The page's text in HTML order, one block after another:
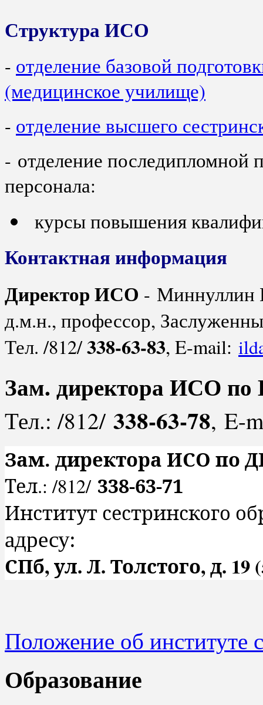
Структура ИСО
- отделение базовой
(медицинское училище)
- отделение высшего
- отделение последипломной
персонала:
курсы повышения
Контактная информация
Директор ИСО - Миннуллин
д.м.н., профессор,
Тел. /812/338-63-83, E-mail:
Зам. директора ИСО
Тел.: /812/ 338-63-78, E-
Зам. директора ИСО по
Тел.: /812/ 338-63-71
Институт сестринского
адресу:
СПб, ул. Л. Толстого, д. 19
Положение об институте
Образование